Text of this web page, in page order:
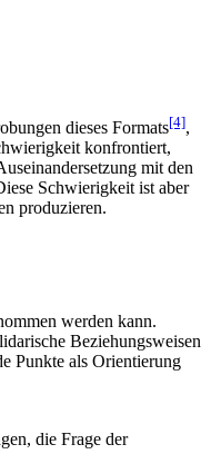
dieses Formats[4],
konfrontiert,
mit den
Schwierigkeit ist aber
produzieren.
werden kann.
Beziehungsweisen
Punkte als Orientierung
die Frage der